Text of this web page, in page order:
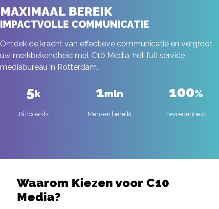
MAXIMAAL BEREIK
IMPACTVOLLE COMMUNICATIE
Ontdek de kracht van effectieve communicatie en vergroot
uw merkbekendheid met C10 Media, het full service
mediabureau in Rotterdam.
5 k
Billboards
1mln
Mensen bereikt
100%
Tevredenheid
Waarom Kiezen voor C10
Media?